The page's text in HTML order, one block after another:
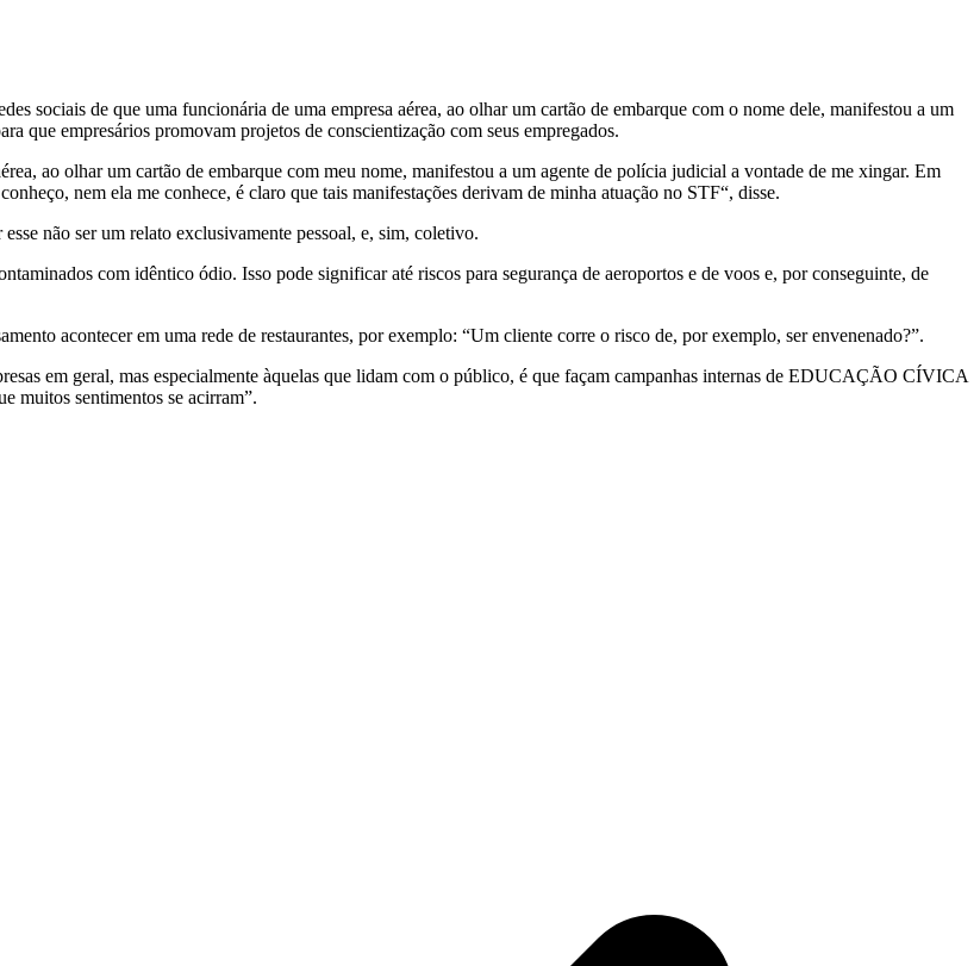
sociais de que uma funcionária de uma empresa aérea, ao olhar um cartão de embarque com o nome dele, manifestou a um
que empresários promovam projetos de conscientização com seus empregados.
ao olhar um cartão de embarque com meu nome, manifestou a um agente de polícia judicial a vontade de me xingar. Em
nem ela me conhece, é claro que tais manifestações derivam de minha atuação no STF“, disse.
não ser um relato exclusivamente pessoal, e, sim, coletivo.
com idêntico ódio. Isso pode significar até riscos para segurança de aeroportos e de voos e, por conseguinte, de
acontecer em uma rede de restaurantes, por exemplo: “Um cliente corre o risco de, por exemplo, ser envenenado?”.
em geral, mas especialmente àquelas que lidam com o público, é que façam campanhas internas de EDUCAÇÃO CÍVICA
muitos sentimentos se acirram”.